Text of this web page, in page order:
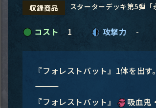
収録商品 スターターデッキ第5弾「
コスト 1 攻撃力 -
『フォレストバット』1体を出
―――――――――――――――
『フォレストバット』
吸血鬼